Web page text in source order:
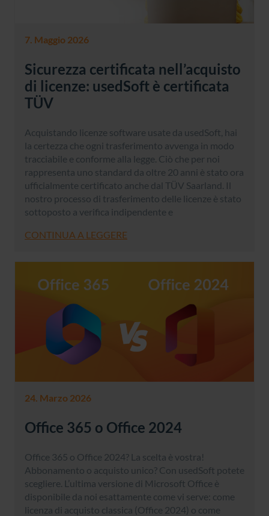
7. Maggio 2026
Sicurezza certificata nell’acquisto
di licenze: usedSoft è certificata
TÜV
Acquistando licenze software usate da usedSoft, hai
la certezza che ogni trasferimento avvenga in modo
tracciabile e conforme alla legge. Ciò che per noi
rappresenta uno standard da oltre 20 anni è stato ora
ufficialmente certificato anche dal TÜV Saarland. Il
nostro processo di trasferimento delle licenze è stato
sottoposto a verifica indipendente e
CONTINUA A LEGGERE
24. Marzo 2026
Office 365 o Office 2024
Office 365 o Office 2024? La scelta è vostra!
Abbonamento o acquisto unico? Con usedSoft potete
scegliere. L’ultima versione di Microsoft Office è
disponibile da noi esattamente come vi serve: come
licenza di acquisto classica (Office 2024) o come